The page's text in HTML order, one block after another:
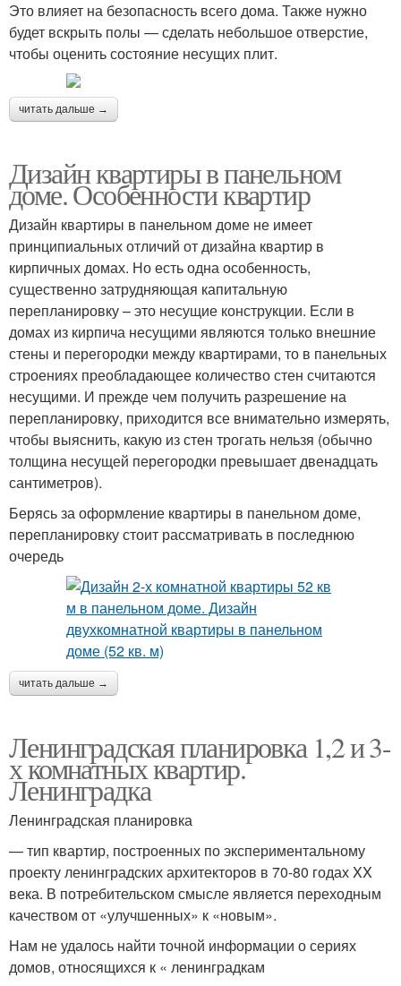
Это влияет на безопасность всего дома. Также нужно
будет вскрыть полы — сделать небольшое отверстие,
чтобы оценить состояние несущих плит.
читать дальше →
Дизайн квартиры в панельном
доме. Особенности квартир
Дизайн квартиры в панельном доме не имеет
принципиальных отличий от дизайна квартир в
кирпичных домах. Но есть одна особенность,
существенно затрудняющая капитальную
перепланировку – это несущие конструкции. Если в
домах из кирпича несущими являются только внешние
стены и перегородки между квартирами, то в панельных
строениях преобладающее количество стен считаются
несущими. И прежде чем получить разрешение на
перепланировку, приходится все внимательно измерять,
чтобы выяснить, какую из стен трогать нельзя (обычно
толщина несущей перегородки превышает двенадцать
сантиметров).
Берясь за оформление квартиры в панельном доме,
перепланировку стоит рассматривать в последнюю
очередь
читать дальше →
Ленинградская планировка 1,2 и 3-
х комнатных квартир.
Ленинградка
Ленинградская планировка
— тип квартир, построенных по экспериментальному
проекту ленинградских архитекторов в 70-80 годах XX
века. В потребительском смысле является переходным
качеством от «улучшенных» к «новым».
Нам не удалось найти точной информации о сериях
домов, относящихся к « ленинградкам